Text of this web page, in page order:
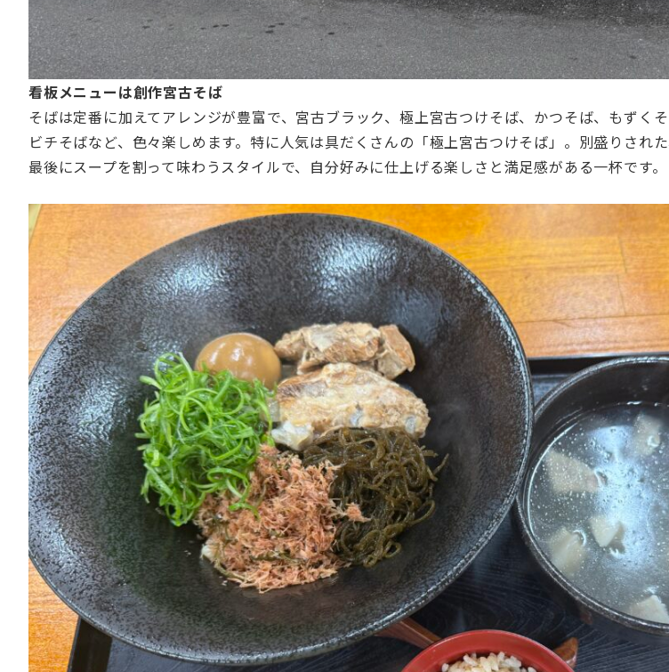
看板メニューは創作宮古そば
そばは定番に加えてアレンジが豊富で、宮古ブラック、極上宮古つけそば、かつそば、もずく
ビチそばなど、色々楽しめます。特に人気は具だくさんの「極上宮古つけそば」。別盛りされ
最後にスープを割って味わうスタイルで、自分好みに仕上げる楽しさと満足感がある一杯です。